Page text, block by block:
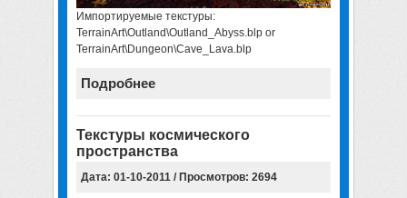
Импортируемые текстуры:
TerrainArt\Outland\Outland_Abyss.blp or
TerrainArt\Dungeon\Cave_Lava.blp
Подробнее
Текстуры космического
пространства
Дата: 01-10-2011 / Просмотров: 2694